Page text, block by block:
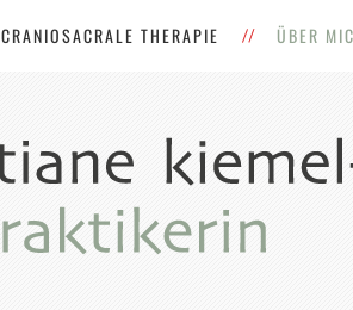
CRANIOSACRALE THERAPIE ÜBER